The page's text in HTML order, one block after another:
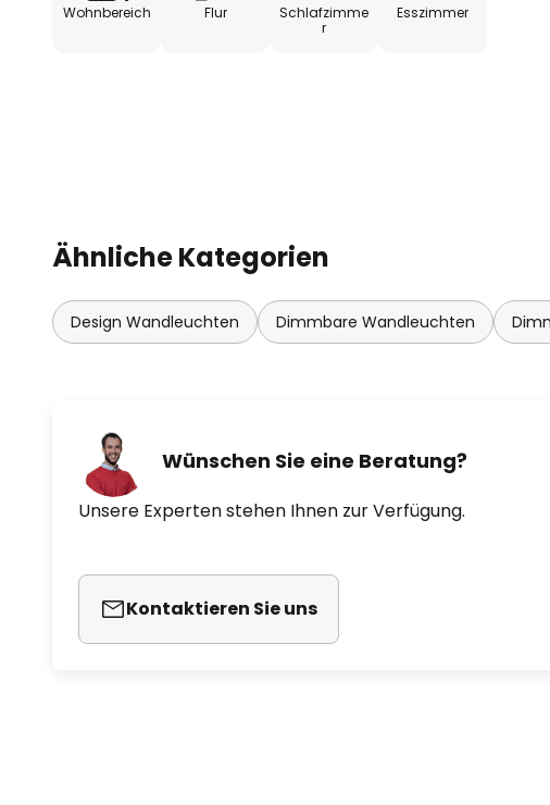
Wohnbereich Flur
Schlafzimme
r
Esszimmer
Ähnliche Kategorien
Design Wandleuchten Dimmbare Wandleuchten
Wünschen Sie eine Beratung?
Unsere Experten stehen Ihnen zur Verfügung.
Kontaktieren Sie uns